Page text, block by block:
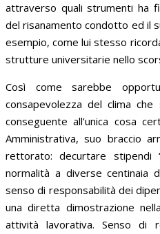
attraverso quali strumenti ha
del risanamento condotto ed il
esempio, come lui stesso
strutture universitarie nello
Così come sarebbe
consapevolezza del clima che
conseguente all’unica cosa
Amministrativa, suo braccio
rettorato: decurtare stipendi
normalità a diverse centinaia
senso di responsabilità dei
una diretta dimostrazione
attività lavorativa. Senso di